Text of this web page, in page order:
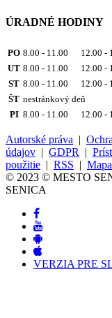
ÚRADNÉ HODINY
PO 8.00 - 11.00 12.00 -
UT 8.00 - 11.00 12.00 -
ST 8.00 - 11.00 12.00 -
ŠT nestránkový deň
PI 8.00 - 11.00 12.00 -
Autorské práva |
údajov | GDPR |
použitie | RSS |
© 2023 © MESTO
SENICA
VERZIA PRE